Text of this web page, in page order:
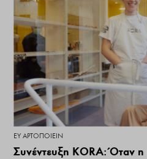
ΕΥ ΑΡΤΟΠΟΙΕΊΝ
Συνέντευξη KORA: Όταν η